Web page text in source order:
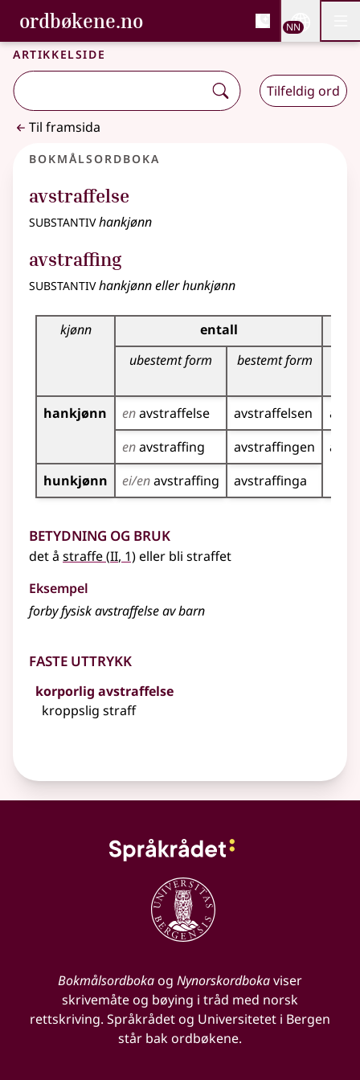
Gå til hovudinnhald
Tilgjenge
ordbøkene.no, Bokmålsordboka og
Bokmålsordboka og Nynorskordboka
NN
Artikkelside
Tilfeldig ord
Til framsida
Bokmålsordboka
avstraffelse
substantivhankjønn
avstraffing
substantivhankjønn eller hunkjønn
Bøyingstabell for dette substantivet
kjønn
entall
ubestemt form
bestemt form
hankjønn
enavstraffelse avstraffelsen
enavstraffing avstraffingen
hunkjønn
ei/enavstraffing avstraffinga
Betydning og bruk
det å straffe(2
II, 1)eller bli straffet
Eksempel
forby fysisk avstraffelse av barn
Faste uttrykk
korporlig avstraffelse
kroppslig straff
Bokmålsordbokaog Nynorskordbokaviser
skrivemåte og bøying i tråd med norsk
rettskriving. Språkrådet og Universitetet i Bergen
står bak ordbøkene.